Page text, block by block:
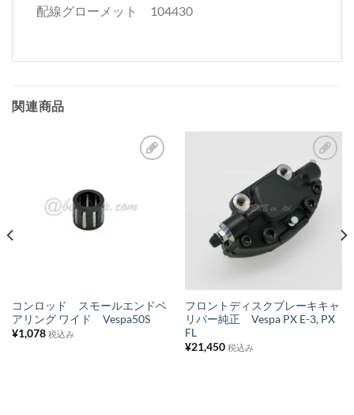
配線グローメット 104430
関連商品
ス
ト
コンロッド スモールエンドベ
アリング ワイド Vespa50S
¥1,078 税込み
お
気
に
ス
ト
フロントディスクブレーキキャ
リパー純正 Vespa PX E-3, PX
FL
¥21,450 税込み